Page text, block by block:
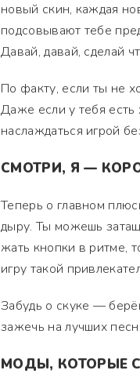
новый скин, каждая
подсовывают тебе
Давай, давай, сделай
По факту, если ты не
Даже если у тебя есть
наслаждаться игрой
СМОТРИ, Я —
Теперь о главном
дыру. Ты можешь
жать кнопки в ритме,
игру такой
Забудь о скуке —
зажечь на лучших
МОДЫ, КОТОРЫЕ